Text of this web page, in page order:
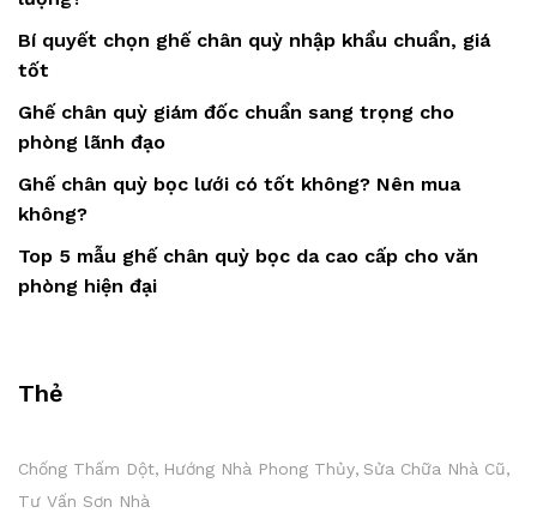
Bí quyết chọn ghế chân quỳ nhập khẩu chuẩn, giá
tốt
Ghế chân quỳ giám đốc chuẩn sang trọng cho
phòng lãnh đạo
Ghế chân quỳ bọc lưới có tốt không? Nên mua
không?
Top 5 mẫu ghế chân quỳ bọc da cao cấp cho văn
phòng hiện đại
Thẻ
Chống Thấm Dột Hướng Nhà Phong Thủy Sửa Chữa Nhà Cũ
Tư Vấn Sơn Nhà